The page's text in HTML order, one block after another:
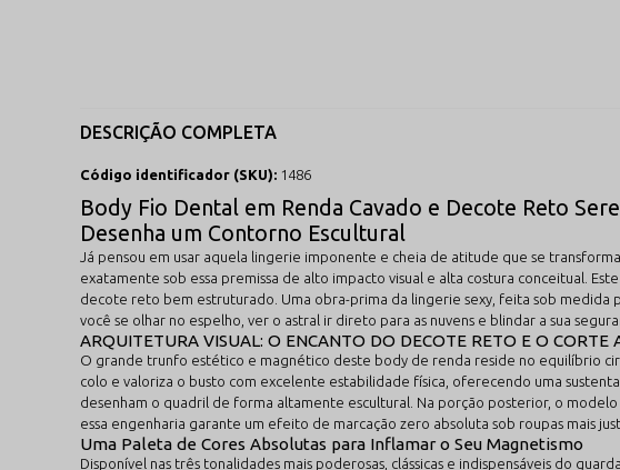
DESCRIÇÃO COMPLETA
Código identificador (SKU): 1486
Body Fio Dental em Renda Cavado e Decote Reto
Desenha um Contorno Escultural
Já pensou em usar aquela lingerie imponente e cheia de atitude que se
exatamente sob essa premissa de alto impacto visual e alta costura conceitual.
decote reto bem estruturado. Uma obra-prima da lingerie sexy, feita sob medida
você se olhar no espelho, ver o astral ir direto para as nuvens e blindar a sua
ARQUITETURA VISUAL: O ENCANTO DO DECOTE RETO E O CORTE
O grande trunfo estético e magnético deste body de renda reside no equilíbrio
colo e valoriza o busto com excelente estabilidade física, oferecendo uma
desenham o quadril de forma altamente escultural. Na porção posterior, o
essa engenharia garante um efeito de marcação zero absoluta sob roupas mais
Uma Paleta de Cores Absolutas para Inflamar o Seu Magnetismo
Disponível nas três tonalidades mais poderosas, clássicas e indispensáveis do